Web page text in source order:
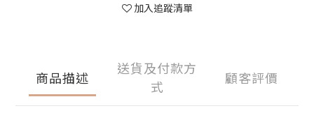
加入追蹤清單
商品描述
送貨及付款方
式
顧客評價